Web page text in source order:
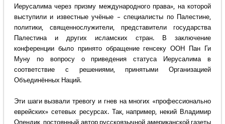
Иерусалима через призму международного права», на которой
выступили и известные учёные – специалисты по Палестине,
политики, священнослужители, представители государства
Палестина и других исламских стран. В заключение
конференции было принято обращение генсеку ООН Пан Ги
Муну по вопросу о приведения статуса Иерусалима в
соответствие с решениями, принятыми Организацией
Объединённых Наций.
Эти шаги вызвали тревогу и гнев на многих «профессионально
еврейских» сетевых ресурсах. Так, например, некий Владимир
Опендик, постоянный автор русскоязычной американской газеты